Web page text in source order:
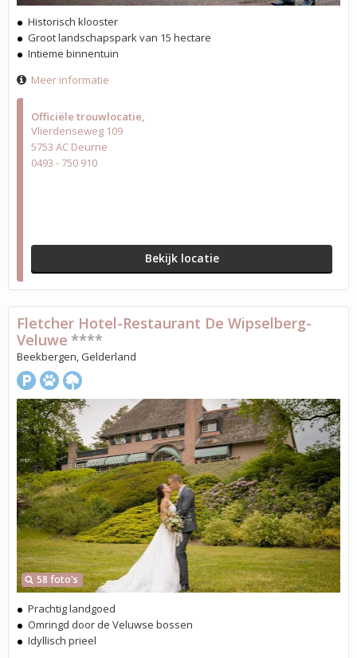
Officiële trouwlocatie
Vlierdenseweg 109
5753 AC Deurne
0493 - 750 910
Bekijk locatie
Historisch klooster
Groot landschapspark van 15 hectare
Intieme binnentuin
Meer informatie
58 foto's
Fletcher Hotel-Restaurant De Wipselberg-
Veluwe ****
Beekbergen, Gelderland
Prachtig landgoed
Omringd door de Veluwse bossen
Idyllisch prieel